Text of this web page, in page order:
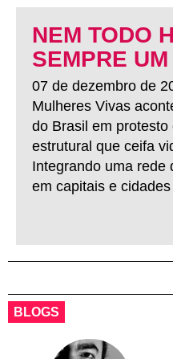
NEM TODO
SEMPRE
07 de dezembro de
Mulheres Vivas
do Brasil em
estrutural que ceifa
Integrando uma rede
em capitais e
BLOGS